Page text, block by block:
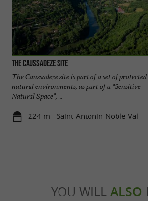
The Caussadeze site
The Caussadeze site is part of a set of protected
natural environments, as part of a “Sensitive
Natural Space”, ...
224 m - Saint-Antonin-Noble-Val
YOU WILL ALSO